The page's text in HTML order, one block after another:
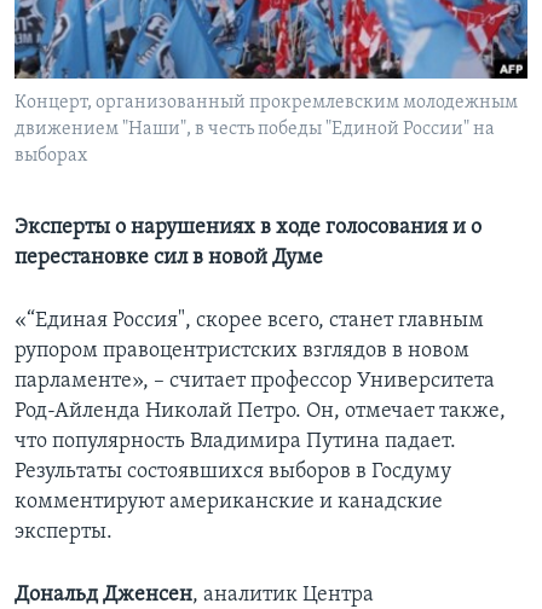
Learning English
СОЦИАЛЬНЫЕ СЕТИ
Языки
Концерт, организованный прокремлевским молодежным
движением "Наши", в честь победы "Единой России" на
выборах
Эксперты о нарушениях в ходе голосования и о
перестановке сил в новой Думе
«“Единая Россия", скорее всего, станет главным
рупором правоцентристских взглядов в новом
парламенте», – считает профессор Университета
Род-Айленда Николай Петро. Он, отмечает также,
что популярность Владимира Путина падает.
Результаты состоявшихся выборов в Госдуму
комментируют американские и канадские
эксперты.
Дональд Дженсен, аналитик Центра